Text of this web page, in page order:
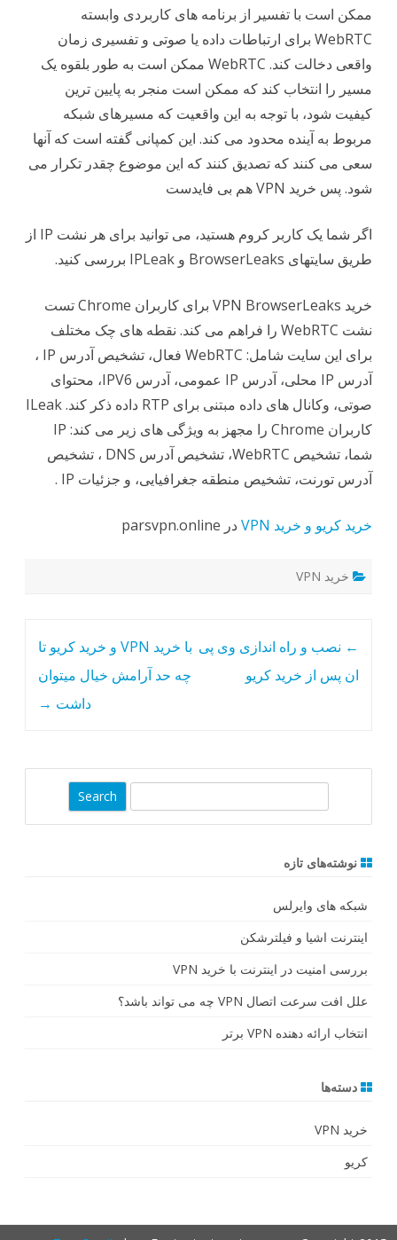
ممکن است با تفسیر از برنامه های کاربردی وابسته
WebRTC برای ارتباطات داده یا صوتی و تفسیری زمان
واقعی دخالت کند. WebRTC ممکن است به طور بلقوه یک
مسیر را انتخاب کند که ممکن است منجر به پایین ترین
کیفیت شود، با توجه به این واقعیت که مسیرهای شبکه
مربوط به آینده محدود می کند. این کمپانی گفته است که آنها
سعی می کنند که تصدیق کنند که این موضوع چقدر تکرار می
شود. پس خرید VPN هم بی فایدست
اگر شما یک کاربر کروم هستید، می توانید برای هر نشت IP از
طریق سایتهای BrowserLeaks و IPLeak بررسی کنید.
خرید VPN BrowserLeaks برای کاربران Chrome تست
نشت WebRTC را فراهم می کند. نقطه های چک مختلف
برای این سایت شامل: WebRTC فعال، تشخیص آدرس IP ،
آدرس IP محلی، آدرس IP عمومی، آدرس IPV6، محتوای
صوتی، وکانال های داده مبتنی برای RTP داده ذکر کند. ILeak
کاربران Chrome را مجهز به ویژگی های زیر می کند: IP
شما، تشخیص WebRTC، تشخیص آدرس DNS ، تشخیص
آدرس تورنت، تشخیص منطقه جغرافیایی، و جزئیات IP .
خرید کریو و خرید VPN در parsvpn.online
خرید VPN
navigation
← نصب و راه اندازی وی پی
ان پس از خرید کریو
با خرید VPN و خرید کریو تا
چه حد آرامش خیال میتوان
داشت →
r
نوشته‌های تازه
شبکه های وایرلس
اینترنت اشیا و فیلترشکن
بررسی امنیت در اینترنت با خرید VPN
علل افت سرعت اتصال VPN چه می تواند باشد؟
انتخاب ارائه دهنده VPN برتر
دسته‌ها
خرید VPN
کریو